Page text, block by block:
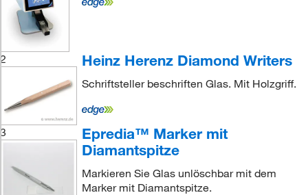
2 Heinz Herenz Diamond Writers
Schriftsteller beschriften Glas. Mit Holzgriff.
3
Epredia™ Marker mit
Diamantspitze
Markieren Sie Glas unlöschbar mit dem
Marker mit Diamantspitze.